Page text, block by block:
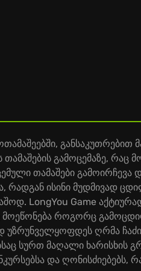
განსაკუთრებით
გამოცემაზე, რაც
თამაშები
რადგან ისინი მუდმივად
LongYou Game
როგორც
ღრმა
სურთ მაღალი ხარისხის
და ღონისძიებებს,